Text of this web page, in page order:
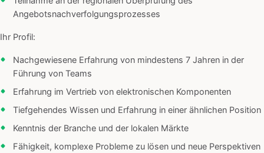
Angebotsnachverfolgungsprozesses
Ihr Profil:
Nachgewiesene Erfahrung von mindestens 7 Jahren in der
Führung von Teams
Erfahrung im Vertrieb von elektronischen Komponenten
Tiefgehendes Wissen und Erfahrung in einer ähnlichen Position
Kenntnis der Branche und der lokalen Märkte
Fähigkeit, komplexe Probleme zu lösen und neue Perspektiven